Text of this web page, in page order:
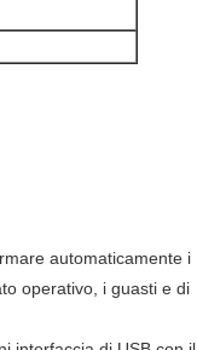
automaticamente i
operativo, i guasti e di